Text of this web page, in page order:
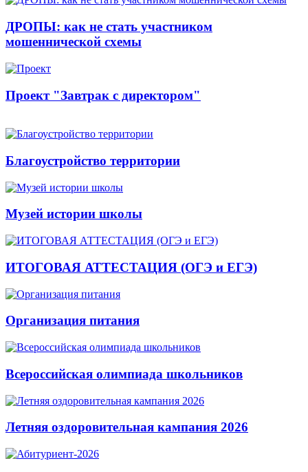
ДРОПЫ: как не стать участником
мошеннической схемы
Проект "Завтрак с директором"
Благоустройство территории
Музей истории школы
ИТОГОВАЯ АТТЕСТАЦИЯ (ОГЭ и ЕГЭ)
Организация питания
Всероссийская олимпиада школьников
Летняя оздоровительная кампания 2026